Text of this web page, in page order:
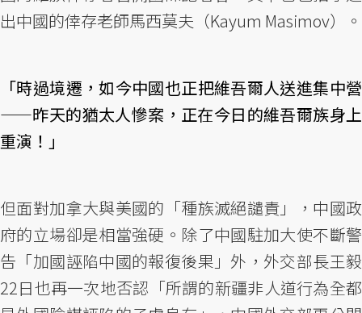
出中國的倖存老師馬西莫夫（Kayum Masimov）。
「時過境遷，如今中國也正把維吾爾人送進集中營
——昨天的猶太人慘案，正在今日的維吾爾族身上
重演！」
但面對加拿大與美國的「種族滅絕譴責」，中國政
府的立場卻是相當強硬。除了中國駐加大使不斷警
告「加國誣陷中國的報復後果」外，外交部長王毅
22日也再一次地否認「所謂的新疆非人道行為全都